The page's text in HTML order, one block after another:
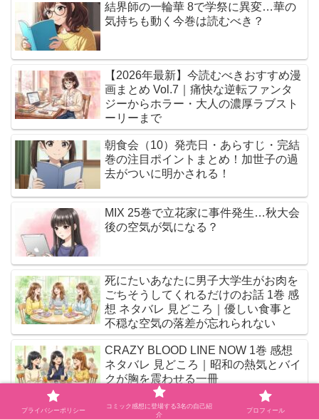
結界師の一輪華 8で学祭に異変…華の
気持ちも動く今巻は読むべき？
【2026年最新】今読むべきおすすめ漫
画まとめ Vol.7｜痛快な逆転ファンタ
ジーからホラー・大人の濃厚ラブスト
ーリーまで
朝食会（10）発売日・あらすじ・完結
巻の注目ポイントまとめ！加世子の過
去がついに明かされる！
MIX 25巻で立花家に事件発生…秋大会
後の空気が気になる？
死にたいあなたに男子大学生がお肉を
ごちそうしてくれるだけのお話 1巻 感
想 ネタバレ 見どころ｜優しい食事と
不穏な空気の落差が忘れられない
CRAZY BLOOD LINE NOW 1巻 感想
ネタバレ 見どころ｜昭和の熱気とバイ
クが胸を震わせる一冊
プライバシーポリシー
コミック感想に登場する3名の自己紹
介
プロフィール